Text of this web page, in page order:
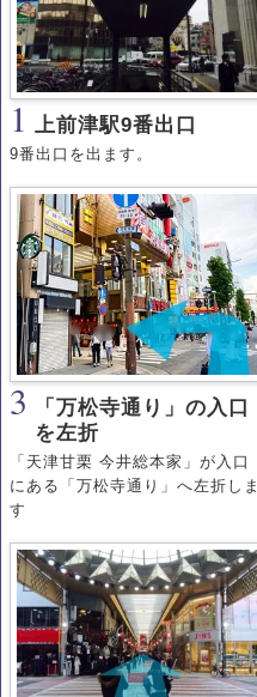
1 上前津駅9番出口
9番出口を出ます。
3
「万松寺通り」の入口
を左折
「天津甘栗 今井総本家」が入口
にある「万松寺通り」へ左折しま
す